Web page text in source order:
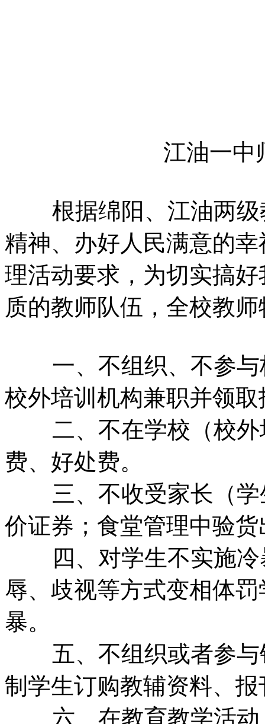
江油一中
根据绵阳、江油两
精神、办好人民满意的
理活动要求，为切实搞
质的教师队伍，全校教
一、不组织、不参
校外培训机构兼职并领取
二、不在学校（校
费、好处费。
三、不收受家长（
价证券；食堂管理中验
四、对学生不实施
辱、歧视等方式变相体
暴。
五、不组织或者参
制学生订购教辅资料、
六、在教育教学活